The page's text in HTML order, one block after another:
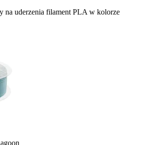
na uderzenia filament PLA w kolorze